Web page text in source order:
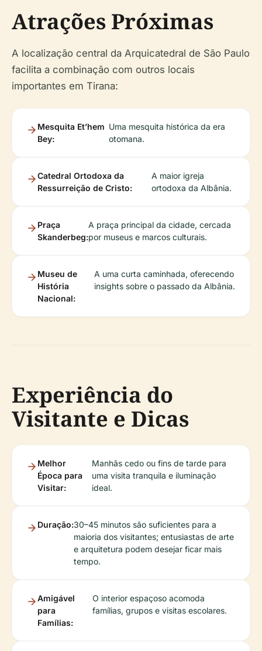
Atrações Próximas
A localização central da Arquicatedral de São Paulo
facilita a combinação com outros locais
importantes em Tirana:
Mesquita Et’hem
Bey:
Uma mesquita histórica da era
otomana.
Catedral Ortodoxa da
Ressurreição de Cristo:
A maior igreja
ortodoxa da Albânia.
Praça
Skanderbeg:
A praça principal da cidade, cercada
por museus e marcos culturais.
Museu de
História
Nacional:
A uma curta caminhada, oferecendo
insights sobre o passado da Albânia.
Experiência do
Visitante e Dicas
Melhor
Época para
Visitar:
Manhãs cedo ou fins de tarde para
uma visita tranquila e iluminação
ideal.
Duração:30–45 minutos são suficientes para a
maioria dos visitantes; entusiastas de arte
e arquitetura podem desejar ficar mais
tempo.
Amigável
para
Famílias:
O interior espaçoso acomoda
famílias, grupos e visitas escolares.